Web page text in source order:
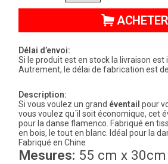
ACHETER
Délai d’envoi:
Si le produit est en stock la livraison est
Autrement, le délai de fabrication est
Description:
Si vous voulez un grand éventail pour
vous voulez qu´il soit économique, cet
pour la danse flamenco. Fabriqué en
en bois, le tout en blanc. Idéal pour la
Fabriqué en Chine
Mesures: 55 cm x 30cm